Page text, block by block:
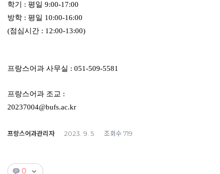
학기 : 평일 9:00-17:00
방학 : 평일 10:00-16:00
(점심시간 : 12:00-13:00)
프랑스어과 사무실 : 051-509-5581
프랑스어과 조교 :
20237004@bufs.ac.kr
프랑스어과관리자 2023. 9. 5 조회수 719
0